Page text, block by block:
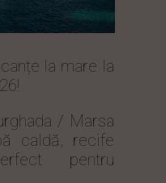
la mare la
/ Marsa
caldă, recife
pentru